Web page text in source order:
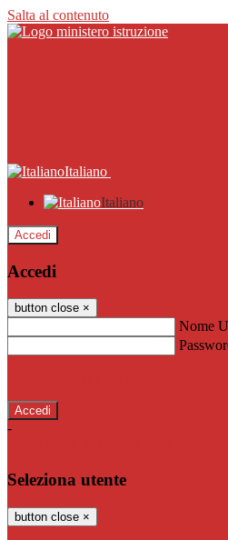
Salta al contenuto
Italiano
Italiano
Accedi
Accedi
button close ×
Nome
-
Seleziona utente
button close ×